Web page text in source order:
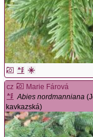
cz
Marie Fárová
Abies nordmanniana
kavkazská)